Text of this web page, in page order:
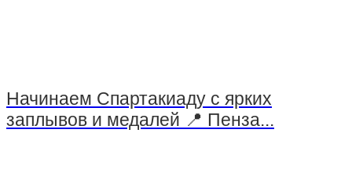
Начинаем Спартакиаду с ярких
заплывов и медалей 📍 Пенза...